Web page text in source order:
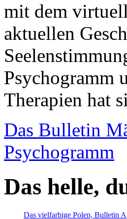
mit dem
aktuellen
Psychogramm
Therapien hat
Das Bulletin
Psychogramm
Das helle,
Das vielfarbige Polen, Bulletin